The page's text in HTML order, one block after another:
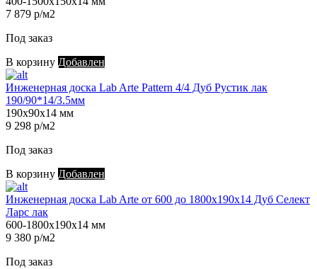
7 879 р/м2
Под заказ
В корзину Добавлен
Инженерная доска Lab Arte Pattern 4/4 Дуб Рустик лак
190/90*14/3.5мм
190х90х14 мм
9 298 р/м2
Под заказ
В корзину Добавлен
Инженерная доска Lab Arte от 600 до 1800х190х14 Дуб Селект
Ларс лак
600-1800х190х14 мм
9 380 р/м2
Под заказ